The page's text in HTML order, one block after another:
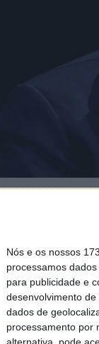
Nós e os nossos
processamos
para publicidade e
desenvolvimento de
dados de
processamento por